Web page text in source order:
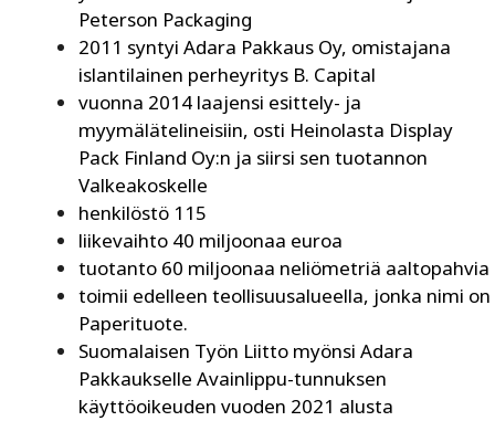
Peterson Packaging
2011 syntyi Adara Pakkaus Oy, omistajana
islantilainen perheyritys B. Capital
vuonna 2014 laajensi esittely- ja
myymälätelineisiin, osti Heinolasta Display
Pack Finland Oy:n ja siirsi sen tuotannon
Valkeakoskelle
henkilöstö 115
liikevaihto 40 miljoonaa euroa
tuotanto 60 miljoonaa neliömetriä aaltopahvia
toimii edelleen teollisuusalueella, jonka nimi on
Paperituote.
Suomalaisen Työn Liitto myönsi Adara
Pakkaukselle Avainlippu-tunnuksen
käyttöoikeuden vuoden 2021 alusta